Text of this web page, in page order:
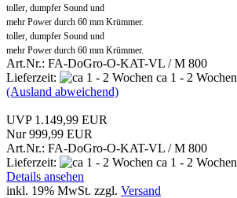
toller, dumpfer Sound und
mehr Power durch 60 mm Krümmer.
toller, dumpfer Sound und
mehr Power durch 60 mm Krümmer.
Art.Nr.: FA-DoGro-O-KAT-VL / M 800
Lieferzeit:
ca 1 - 2 Wochen
(Ausland abweichend)
UVP 1.149,99 EUR
Nur 999,99 EUR
Art.Nr.: FA-DoGro-O-KAT-VL / M 800
Lieferzeit:
ca 1 - 2 Wochen
Details ansehen
inkl. 19% MwSt. zzgl. Versand